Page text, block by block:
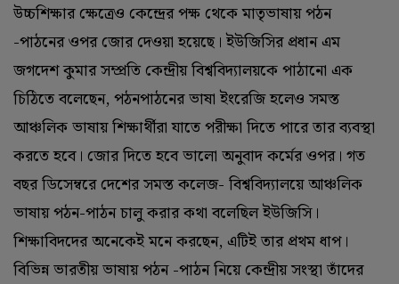
উচ্চশিক্ষার ক্ষেত্রেও কেন্দ্রের পক্ষ থেকে মাতৃভাষায় পঠন
-পাঠনের ওপর জোর দেওয়া হয়েছে। ইউজিসির প্রধান এম
জগদেশ কুমার সম্প্রতি কেন্দ্রীয় বিশ্ববিদ্যালয়কে পাঠানো এক
চিঠিতে বলেছেন, পঠনপাঠনের ভাষা ইংরেজি হলেও সমস্ত
আঞ্চলিক ভাষায় শিক্ষার্থীরা যাতে পরীক্ষা দিতে পারে তার ব্যবস্থা
করতে হবে। জোর দিতে হবে ভালো অনুবাদ কর্মের ওপর। গত
বছর ডিসেম্বরে দেশের সমস্ত কলেজ- বিশ্ববিদ্যালয়ে আঞ্চলিক
ভাষায় পঠন-পাঠন চালু করার কথা বলেছিল ইউজিসি।
শিক্ষাবিদদের অনেকেই মনে করছেন, এটিই তার প্রথম ধাপ।
বিভিন্ন ভারতীয় ভাষায় পঠন -পাঠন নিয়ে কেন্দ্রীয় সংস্থা তাঁদের